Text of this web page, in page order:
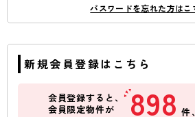
パスワードを忘れた方は
新規会員登録はこちら
会員登録すると、
会員限定物件が
898 件、